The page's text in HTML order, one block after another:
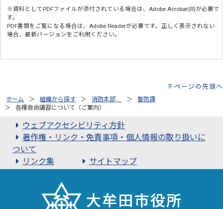
※資料としてPDFファイルが添付されている場合は、Adobe Acrobat(R)が必要で
す。
PDF書類をご覧になる場合は、Adobe Readerが必要です。正しく表示されない
場合、最新バージョンをご利用ください。
ページの先頭へ
ホーム 組織から探す 消防本部
警防課
各種救命講習について（ご案内）
ウェブアクセシビリティ方針
著作権・リンク・免責事項・個人情報の取り扱いに
ついて
リンク集
サイトマップ